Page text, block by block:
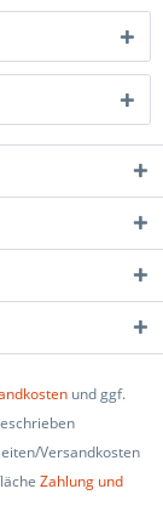
und ggf.
Versandkosten
Zahlung und